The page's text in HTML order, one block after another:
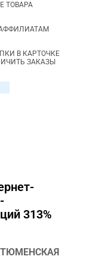
ТОВАРА
В КАРТОЧКЕ
ЗАКАЗЫ
313%